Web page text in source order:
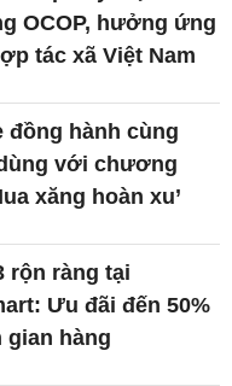
OCOP, hưởng ứng
tác xã Việt Nam
đồng hành cùng
với chương
xăng hoàn xu’
rộn ràng tại
Ưu đãi đến 50%
gian hàng